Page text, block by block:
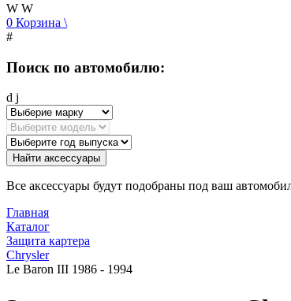
W W
0 Корзина \
#
Поиск по автомобилю:
d j
Найти аксессуары
Все аксессуары будут подобраны под ваш
Главная
Каталог
Защита картера
Chrysler
Le Baron III 1986 - 1994